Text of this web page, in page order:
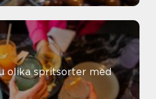
olika spritsorter med